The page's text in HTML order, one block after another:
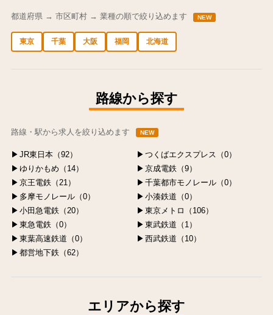
都道府県 → 市区町村 → 業種の順で絞り込めます NEW
東京 千葉 大阪 福岡 北海道
路線から探す
路線・駅から求人を絞り込めます NEW
JR東日本（92）
つくばエクスプレス（0）
ゆりかもめ（14）
京成電鉄（9）
京王電鉄（21）
千葉都市モノレール（0）
多摩モノレール（0）
小湊鉄道（0）
小田急電鉄（20）
東京メトロ（106）
東急電鉄（0）
東武鉄道（1）
東葉高速鉄道（0）
西武鉄道（10）
都営地下鉄（62）
エリアから探す